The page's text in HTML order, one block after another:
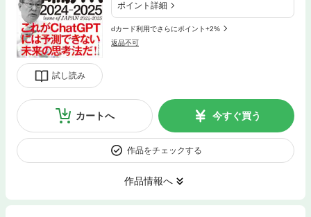
試し読み
ポイント詳細
dカード利用でさらにポイント+2%
返品不可
カートへ 今すぐ買う
作品をチェックする
作品情報へ